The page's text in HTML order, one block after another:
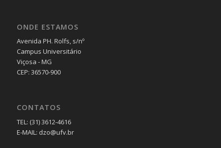
ONDE ESTAMOS
Avenida PH. Rolfs, s/nº
Campus Universitário
Viçosa - MG
CEP: 36570-900
CONTATOS
TEL: (31) 3612-4616
E-MAIL: dzo@ufv.br